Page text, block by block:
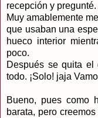
recepción y pregunté.
Muy amablemente
que usaban una
hueco interior
poco.
Después se quita
todo. ¡Solo! jaja
Bueno, pues como
barata, pero